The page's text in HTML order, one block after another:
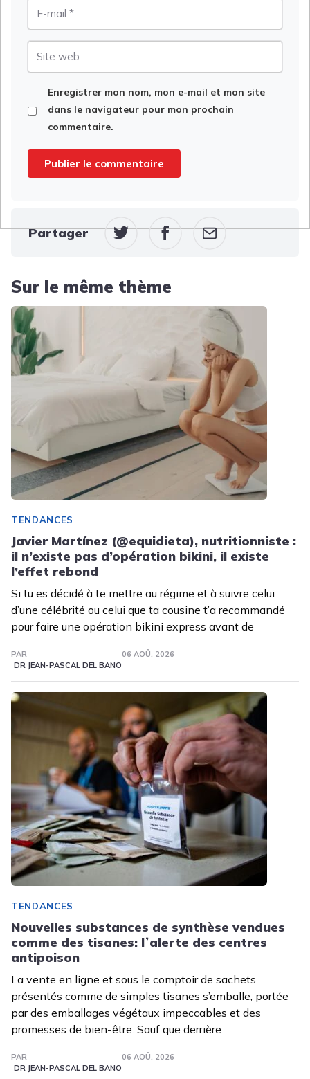
Enregistrer mon nom, mon e-mail et mon site
dans le navigateur pour mon prochain
commentaire.
Partager
Sur le même thème
TENDANCES
Javier Martínez (@equidieta), nutritionniste :
il n’existe pas d’opération bikini, il existe
l’effet rebond
Si tu es décidé à te mettre au régime et à suivre celui
d’une célébrité ou celui que ta cousine t’a recommandé
pour faire une opération bikini express avant de
PAR
DR JEAN-PASCAL DEL BANO
06 AOÛ. 2026
TENDANCES
Nouvelles substances de synthèse vendues
comme des tisanes: lʼalerte des centres
antipoison
La vente en ligne et sous le comptoir de sachets
présentés comme de simples tisanes s’emballe, portée
par des emballages végétaux impeccables et des
promesses de bien-être. Sauf que derrière
PAR
DR JEAN-PASCAL DEL BANO
06 AOÛ. 2026